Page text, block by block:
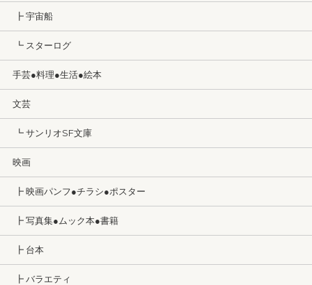
┣ 宇宙船
┗ スターログ
手芸●料理●生活●絵本
文芸
┗ サンリオSF文庫
映画
┣ 映画パンフ●チラシ●ポスター
┣ 写真集●ムック本●書籍
┣ 台本
┣ バラエティ